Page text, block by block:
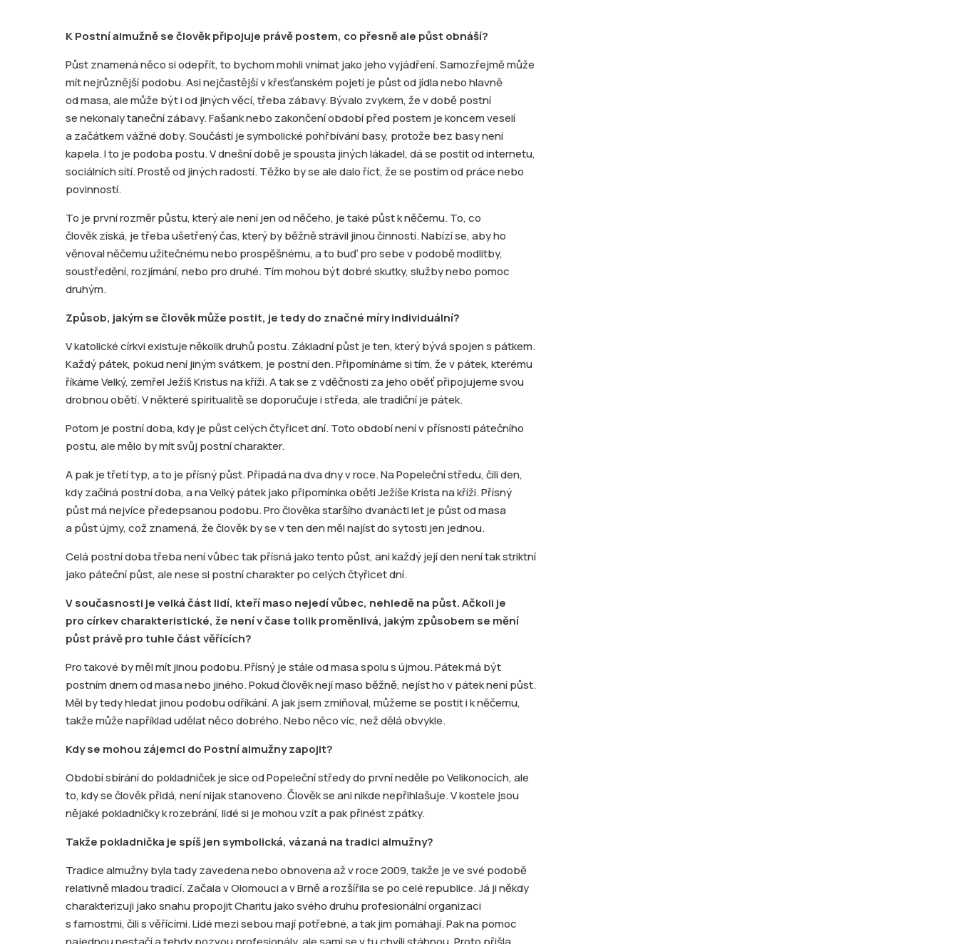
K Postní almužně se člověk připojuje právě postem, co přesně ale půst obnáší?
Půst znamená něco si odepřít, to bychom mohli vnímat jako jeho vyjádření. Samozřejmě může
mít nejrůznější podobu. Asi nejčastější v křesťanském pojetí je půst od jídla nebo hlavně
od masa, ale může být i od jiných věcí, třeba zábavy. Bývalo zvykem, že v době postní
se nekonaly taneční zábavy. Fašank nebo zakončení období před postem je koncem veselí
a začátkem vážné doby. Součástí je symbolické pohřbívání basy, protože bez basy není
kapela. I to je podoba postu. V dnešní době je spousta jiných lákadel, dá se postit od internetu,
sociálních sítí. Prostě od jiných radostí. Těžko by se ale dalo říct, že se postím od práce nebo
povinností.
To je první rozměr půstu, který ale není jen od něčeho, je také půst k něčemu. To, co
člověk získá, je třeba ušetřený čas, který by běžně strávil jinou činností. Nabízí se, aby ho
věnoval něčemu užitečnému nebo prospěšnému, a to buď pro sebe v podobě modlitby,
soustředění, rozjímání, nebo pro druhé. Tím mohou být dobré skutky, služby nebo pomoc
druhým.
Způsob, jakým se člověk může postit, je tedy do značné míry individuální?
V katolické církvi existuje několik druhů postu. Základní půst je ten, který bývá spojen s pátkem.
Každý pátek, pokud není jiným svátkem, je postní den. Připomínáme si tím, že v pátek, kterému
říkáme Velký, zemřel Ježíš Kristus na kříži. A tak se z vděčnosti za jeho oběť připojujeme svou
drobnou obětí. V některé spiritualitě se doporučuje i středa, ale tradiční je pátek.
Potom je postní doba, kdy je půst celých čtyřicet dní. Toto období není v přísnosti pátečního
postu, ale mělo by mít svůj postní charakter.
A pak je třetí typ, a to je přísný půst. Připadá na dva dny v roce. Na Popeleční středu, čili den,
kdy začíná postní doba, a na Velký pátek jako připomínka oběti Ježíše Krista na kříži. Přísný
půst má nejvíce předepsanou podobu. Pro člověka staršího dvanácti let je půst od masa
a půst újmy, což znamená, že člověk by se v ten den měl najíst do sytosti jen jednou.
Celá postní doba třeba není vůbec tak přísná jako tento půst, ani každý její den není tak striktní
jako páteční půst, ale nese si postní charakter po celých čtyřicet dní.
V současnosti je velká část lidí, kteří maso nejedí vůbec, nehledě na půst. Ačkoli je
pro církev charakteristické, že není v čase tolik proměnlivá, jakým způsobem se mění
půst právě pro tuhle část věřících?
Pro takové by měl mít jinou podobu. Přísný je stále od masa spolu s újmou. Pátek má být
postním dnem od masa nebo jiného. Pokud člověk nejí maso běžně, nejíst ho v pátek není půst.
Měl by tedy hledat jinou podobu odříkání. A jak jsem zmiňoval, můžeme se postit i k něčemu,
takže může například udělat něco dobrého. Nebo něco víc, než dělá obvykle.
Kdy se mohou zájemci do Postní almužny zapojit?
Období sbírání do pokladniček je sice od Popeleční středy do první neděle po Velikonocích, ale
to, kdy se člověk přidá, není nijak stanoveno. Člověk se ani nikde nepřihlašuje. V kostele jsou
nějaké pokladničky k rozebrání, lidé si je mohou vzít a pak přinést zpátky.
Takže pokladnička je spíš jen symbolická, vázaná na tradici almužny?
Tradice almužny byla tady zavedena nebo obnovena až v roce 2009, takže je ve své podobě
relativně mladou tradicí. Začala v Olomouci a v Brně a rozšířila se po celé republice. Já ji někdy
charakterizuji jako snahu propojit Charitu jako svého druhu profesionální organizaci
s farnostmi, čili s věřícími. Lidé mezi sebou mají potřebné, a tak jim pomáhají. Pak na pomoc